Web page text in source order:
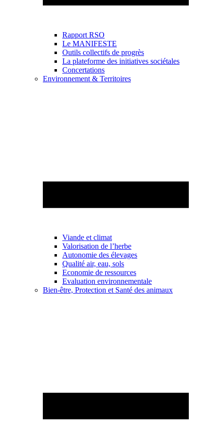
Rapport RSO
Le MANIFESTE
Outils collectifs de progrès
La plateforme des initiatives sociétales
Concertations
Environnement & Territoires
Viande et climat
Valorisation de l’herbe
Autonomie des élevages
Qualité air, eau, sols
Economie de ressources
Evaluation environnementale
Bien-être, Protection et Santé des animaux